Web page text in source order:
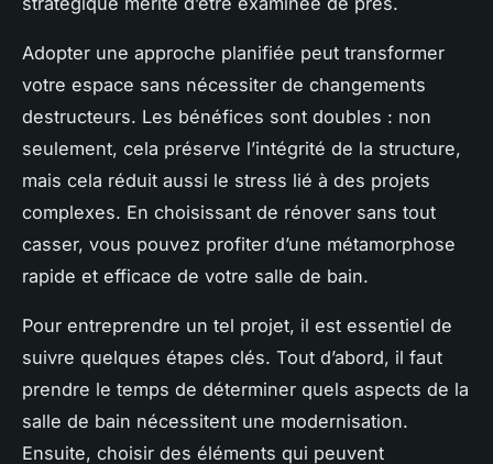
Adopter une approche planifiée peut transformer
votre espace sans nécessiter de changements
destructeurs. Les bénéfices sont doubles : non
seulement, cela préserve l’intégrité de la structure,
mais cela réduit aussi le stress lié à des projets
complexes. En choisissant de rénover sans tout
casser, vous pouvez profiter d’une métamorphose
rapide et efficace de votre salle de bain.
Pour entreprendre un tel projet, il est essentiel de
suivre quelques étapes clés. Tout d’abord, il faut
prendre le temps de déterminer quels aspects de la
salle de bain nécessitent une modernisation.
Ensuite, choisir des éléments qui peuvent